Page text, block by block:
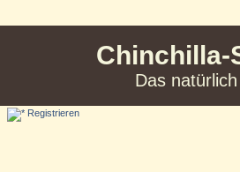
Chinchilla-
Das
Registrieren